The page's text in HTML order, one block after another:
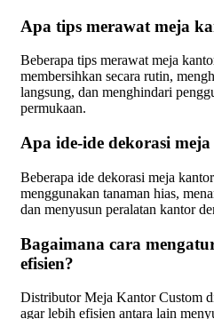
Apa tips merawat meja
Beberapa tips merawat meja
membersihkan secara rutin,
langsung, dan menghindari
permukaan.
Apa ide-ide dekorasi
Beberapa ide dekorasi meja
menggunakan tanaman hias,
dan menyusun peralatan kantor
Bagaimana cara
efisien?
Distributor Meja Kantor Custom
agar lebih efisien antara lain